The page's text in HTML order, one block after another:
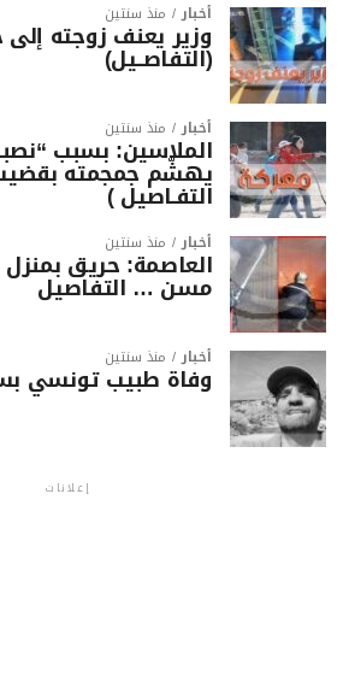
أخبار منذ سنتين
وزير يعنف زوجته
(التفاصــيل)
أخبار منذ سنتين
الملاسين: بسبب
يهشّم جمجمته
التفـاصيل )
أخبار منذ سنتين
العاصمة: حريق
مسن … التفاصيل
أخبار منذ سنتين
وفاة طبيب تونسي
إعلانات